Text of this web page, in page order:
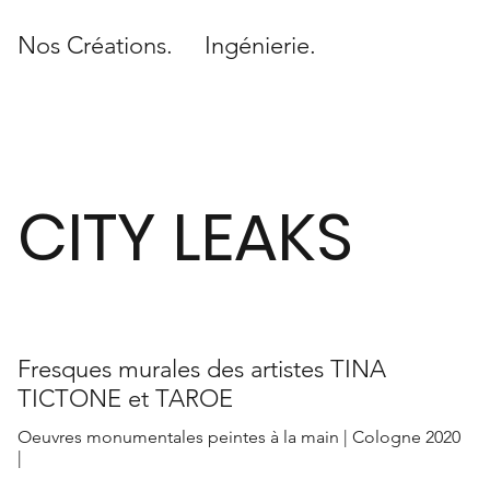
CITY LEAKS
Fresques murales des artistes TINA
TICTONE et TAROE
Oeuvres monumentales peintes à la main | Cologne 2020
|
Nos Créations. Ingénierie.